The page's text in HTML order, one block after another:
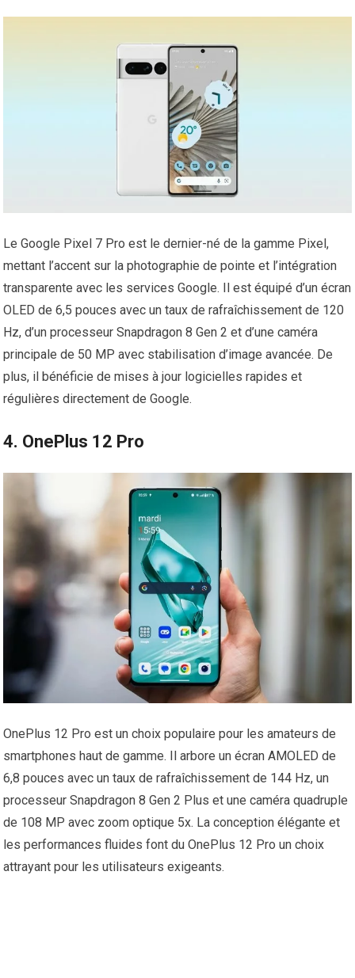
Le Google Pixel 7 Pro est le dernier-né de la gamme Pixel,
mettant l’accent sur la photographie de pointe et l’intégration
transparente avec les services Google. Il est équipé d’un écran
OLED de 6,5 pouces avec un taux de rafraîchissement de 120
Hz, d’un processeur Snapdragon 8 Gen 2 et d’une caméra
principale de 50 MP avec stabilisation d’image avancée. De
plus, il bénéficie de mises à jour logicielles rapides et
régulières directement de Google.
4. OnePlus 12 Pro
OnePlus 12 Pro est un choix populaire pour les amateurs de
smartphones haut de gamme. Il arbore un écran AMOLED de
6,8 pouces avec un taux de rafraîchissement de 144 Hz, un
processeur Snapdragon 8 Gen 2 Plus et une caméra quadruple
de 108 MP avec zoom optique 5x. La conception élégante et
les performances fluides font du OnePlus 12 Pro un choix
attrayant pour les utilisateurs exigeants.